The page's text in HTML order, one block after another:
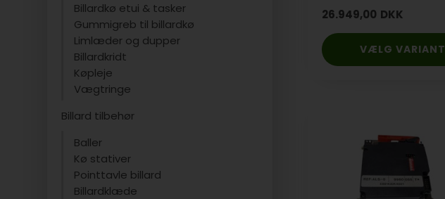
Billardkø etui & tasker
Gummigreb til billardkø
Limlæder og dupper
Billardkridt
Køpleje
Vægtringe
Billard tilbehør
Baller
Kø stativer
Pointtavle billard
Billardklæde
26.949,00 DKK
VÆLG VARIANT